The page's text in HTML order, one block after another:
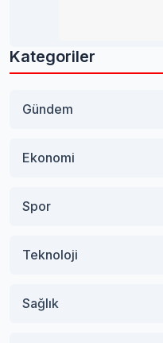
Kategoriler
Gündem
Ekonomi
Spor
Teknoloji
Sağlık